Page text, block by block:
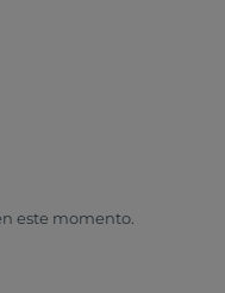
este momento.